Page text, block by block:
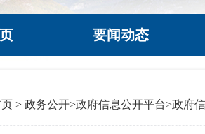
要闻动态
> 政务公开>政府信息公开平台>政府